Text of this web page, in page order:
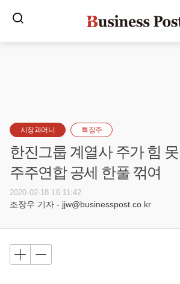
시장과머니 특징주
한진그룹 계열사 주가 힘
주주연합 공세 한풀 꺾여
2020-02-18 16:11:42
조장우 기자 - jjw@businesspost.co.kr